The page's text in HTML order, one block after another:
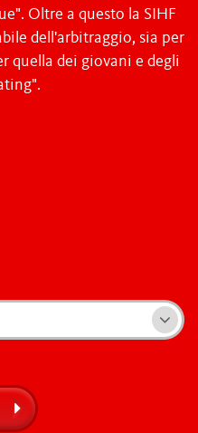
Oltre a questo la SIHF
dell'arbitraggio, sia per
quella dei giovani e degli